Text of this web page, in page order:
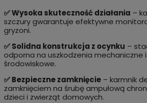
✅ Wysoka skuteczność działania –
szczury gwarantuje efektywne
gryzoni.
✅ Solidna konstrukcja z ocynku –
odporna na uszkodzenia mechaniczne
środowiskowe.
✅ Bezpieczne zamknięcie– karmnik
zamknięciem na śrubę ampułową
dzieci i zwierząt domowych.